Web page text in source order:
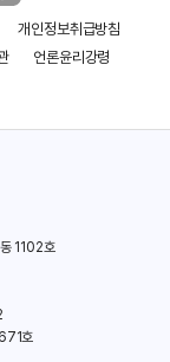
개인정보취급방침
언론윤리강령
1102호
호